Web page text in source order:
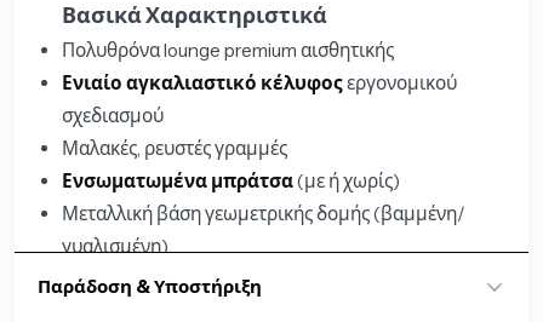
Βασικά Χαρακτηριστικά
Πολυθρόνα lounge premium αισθητικής
Ενιαίο αγκαλιαστικό κέλυφοςεργονομικού
σχεδιασμού
Μαλακές, ρευστές γραμμές
Ενσωματωμένα μπράτσα(με ή χωρίς)
Μεταλλική βάση γεωμετρικής δομής (βαμμένη/
γυαλισμένη)
5 τύποι επένδυσης, εκτεταμένη παλέτα
Παράδοση & Υποστήριξη